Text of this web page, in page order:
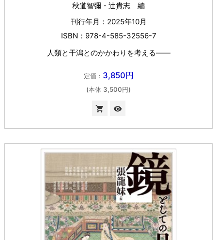
秋道智彌・辻貴志 編
刊行年月：2025年10月
ISBN：978-4-585-32556-7
人類と干潟とのかかわりを考える――
定価： 3,850円
(本体 3,500円)
 visibility